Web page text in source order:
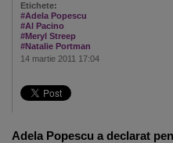
Etichete:
#Adela Popescu
#Al Pacino
#Meryl Streep
#Natalie Portman
14 martie 2011 17:04
Adela Popescu a declarat